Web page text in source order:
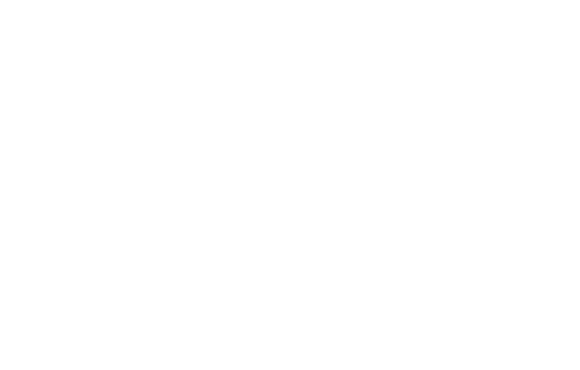
を提供させていただ
をご了承ください。
ないようお願いしま
バーズにご登録され
類(PBDE) 1000ppm以下、
及ぼさない年数を意
｢規制貨物等」とい
引許可)を取得する
合は、取り引きをい